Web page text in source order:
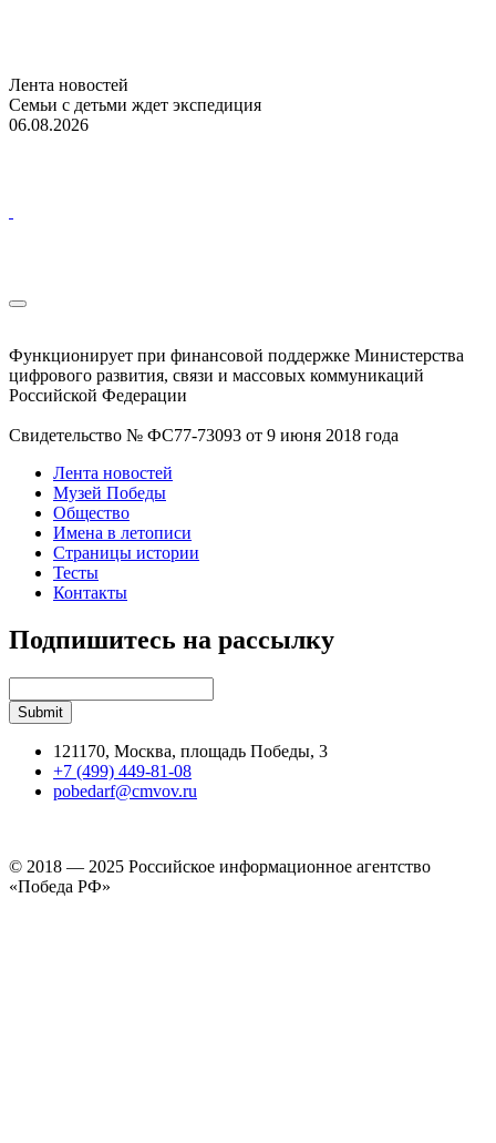
Лента новостей
Семьи с детьми ждет экспедиция
06.08.2026
Функционирует при финансовой поддержке Министерства
цифрового развития, связи и массовых коммуникаций
Российской Федерации
Свидетельство № ФС77-73093 от 9 июня 2018 года
Лента новостей
Музей Победы
Общество
Имена в летописи
Страницы истории
Тесты
Контакты
Подпишитесь на рассылку
121170, Москва, площадь Победы, 3
+7 (499) 449-81-08
pobedarf@cmvov.ru
© 2018 — 2025 Российское информационное агентство
«Победа РФ»